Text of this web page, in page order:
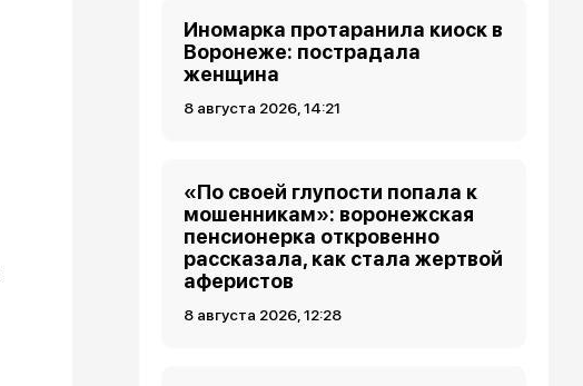
Иномарка протаранила киоск в
Воронеже: пострадала
женщина
8 августа 2026, 14:21
«По своей глупости попала к
мошенникам»: воронежская
пенсионерка откровенно
рассказала, как стала жертвой
аферистов
8 августа 2026, 12:28